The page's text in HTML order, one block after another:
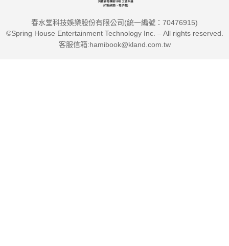
春水堂科技娛樂股份有限公司(統一編號：70476915)
©Spring House Entertainment Technology Inc. – All rights reserved.
客服信箱:hamibook@kland.com.tw